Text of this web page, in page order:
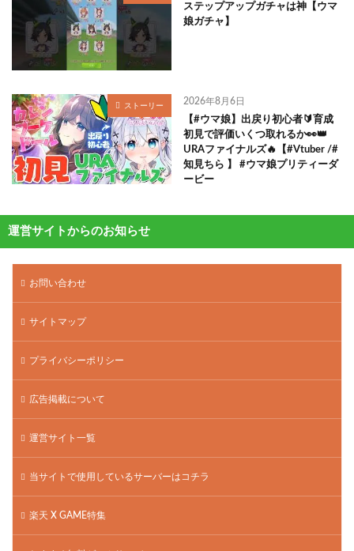
ステップアップガチャは神【ウマ
娘ガチャ】
ストーリー 2026年8月6日
【#ウマ娘】出戻り初心者🔰育成
初見で評価いくつ取れるか👀👑
URAファイナルズ🔥【#Vtuber /#
知見ちら 】 #ウマ娘プリティーダ
ービー
運営サイトからのお知らせ
お問い合わせ
サイトマップ
プライバシーポリシー
広告掲載について
運営サイト一覧
当サイトで使用しているサーバーはコチラ
楽天 X GAME特集